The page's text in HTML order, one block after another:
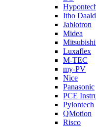
Itho
Jablotron
Midea
Luxaflex
M-TEC
my-PV
Nice
Panasonic
PCE
Pylontech
QMotion
Risco